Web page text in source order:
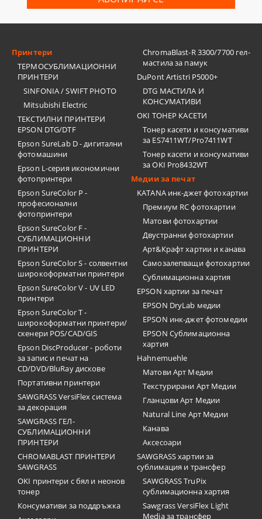
Принтери
ТЕРМОСУБЛИМАЦИОННИ
ПРИНТЕРИ
SINFONIA / SWIFT PHOTO
Mitsubishi Electric
ТЕКСТИЛНИ ПРИНТЕРИ
EPSON DTG/DTF
Epson SureLab D - дигитални
фотомашини
Epson L-серия икономични
фотопринтери
Epson SureColor P -
професионални
фотопринтери
Epson SureColor F -
СУБЛИМАЦИОННИ
ПРИНТЕРИ
Epson SureColor S - солвентни
широкоформатни принтери
Epson SureColor V - UV LED
принтери
Epson SureColor T -
широкоформатни принтери/
скенери POS/CAD/GIS
Epson DiscProducer - роботи
за запис и печат на
CD/DVD/BluRay дискове
Портативни принтери
SAWGRASS VersiFlex система
за декорация
SAWGRASS ГЕЛ-
СУБЛИМАЦИОННИ
ПРИНТЕРИ
CHROMABLAST ПРИНТЕРИ
SAWGRASS
OKI принтери с бял и неонов
тонер
Консумативи за поддръжка
ChromaBlast-R 3300/7700 гел-
мастила за памук
DuPont Artistri P5000+
DTG МАСТИЛА И
КОНСУМАТИВИ
OKI ТОНЕР КАСЕТИ
Тонер касети и консумативи
за ES7411WT/Pro7411WT
Тонер касети и консумативи
за OKI Pro8432WT
Медии за печат
KATANA инк-джет фотохартии
Премиум RC фотохартии
Матови фотохартии
Двустранни фотохартии
Арт&Крафт хартии и канава
Самозалепващи фотохартии
Сублимационна хартия
EPSON хартии за печат
EPSON DryLab медии
EPSON инк-джет фотомедии
EPSON Сублимационна
хартия
Hahnemuehle
Матови Арт Медии
Текстурирани Арт Медии
Гланцови Арт Медии
Natural Line Арт Медии
Канава
Аксесоари
SAWGRASS хартии за
сублимация и трансфер
SAWGRASS TruPix
сублимационна хартия
Sawgrass VersiFlex Light
Media за трансфер